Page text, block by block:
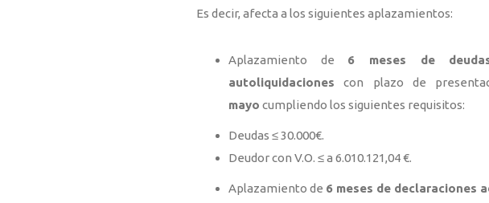
Es decir, afecta a los siguientes aplazamientos:
Aplazamiento de 6 meses de
autoliquidaciones con plazo de
mayo cumpliendo los siguientes requisitos:
Deudas ≤ 30.000€.
Deudor con V.O. ≤ a 6.010.121,04 €.
Aplazamiento de 6 meses de declaraciones